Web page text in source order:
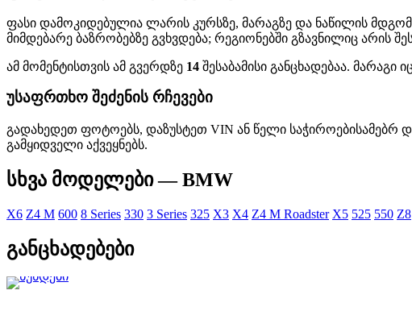
ფასი დამოკიდებულია ლარის კურსზე, მარაგზე და ნაწილის
მიმდებარე ბაზრობებზე გვხვდება; რეგიონებში გზავნილიც არის
ამ მომენტისთვის ამ გვერდზე 14 შესაბამისი განცხადებაა.
უსაფრთხო შეძენის რჩევები
გადახედეთ ფოტოებს, დაზუსტეთ VIN ან წელი საჭიროებისამებრ
გამყიდველი აქვეყნებს.
სხვა მოდელები — BMW
X6 Z4 M 600 8 Series 330 3 Series 325 X3 X4 Z4 M Roadster X5 525 550 Z8
განცხადებები